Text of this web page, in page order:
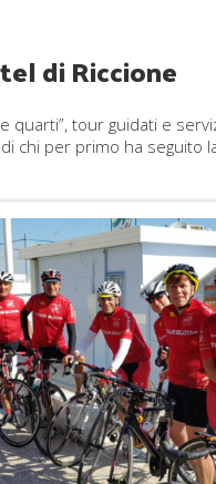
di Riccione
quarti”, tour guidati e
chi per primo ha seguito